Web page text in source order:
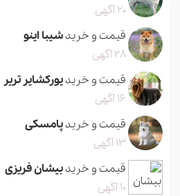
20 آگهی
قیمت و خریدشیبا اینو
28 آگهی
قیمت و خریدیورکشایر تریر
16 آگهی
قیمت و خریدپامسکی
13 آگهی
قیمت و خریدبیشان فریزی
10 آگهی